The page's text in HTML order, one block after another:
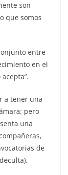
son
que somos
entre
en el
a tener una
pero
una
de